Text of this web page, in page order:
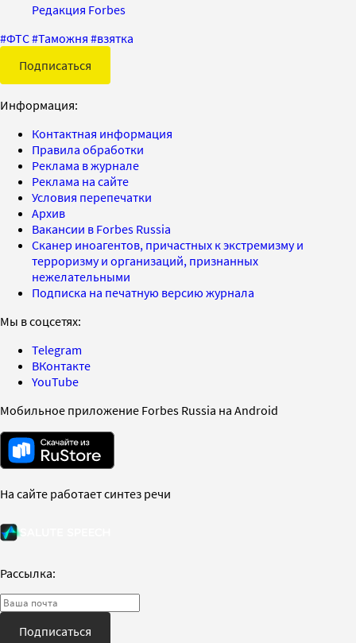
Редакция Forbes
#ФТС#Таможня #взятка
Подписаться
Информация:
Контактная информация
Правила обработки
Реклама в журнале
Реклама на сайте
Условия перепечатки
Архив
Вакансии в Forbes Russia
Сканер иноагентов, причастных к экстремизму и
терроризму и организаций, признанных
нежелательными
Подписка на печатную версию журнала
Мы в соцсетях:
Telegram
ВКонтакте
YouTube
Мобильное приложение Forbes Russia на Android
На сайте работает синтез речи
Рассылка:
Подписаться